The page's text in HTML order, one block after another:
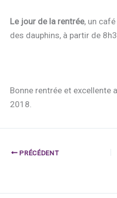
Le jour de la rentrée, un
des dauphins, à partir de
Bonne rentrée et excellente
2018.
PRÉCÉDENT